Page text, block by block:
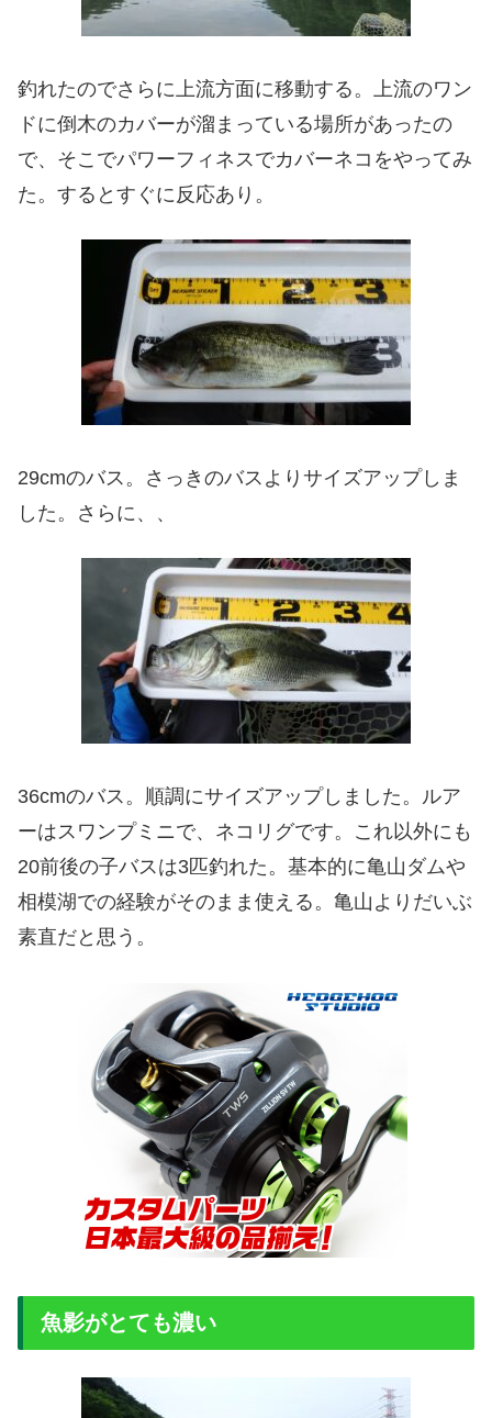
釣れたのでさらに上流方面に移動する。上流のワン
ドに倒木のカバーが溜まっている場所があったの
で、そこでパワーフィネスでカバーネコをやってみ
た。するとすぐに反応あり。
29cmのバス。さっきのバスよりサイズアップしま
した。さらに、、
36cmのバス。順調にサイズアップしました。ルア
ーはスワンプミニで、ネコリグです。これ以外にも
20前後の子バスは3匹釣れた。基本的に亀山ダムや
相模湖での経験がそのまま使える。亀山よりだいぶ
素直だと思う。
魚影がとても濃い